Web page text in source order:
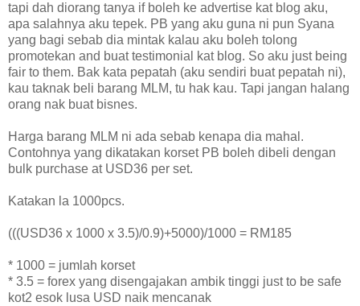
tapi dah diorang tanya if boleh ke advertise kat blog aku,
apa salahnya aku tepek. PB yang aku guna ni pun Syana
yang bagi sebab dia mintak kalau aku boleh tolong
promotekan and buat testimonial kat blog. So aku just being
fair to them. Bak kata pepatah (aku sendiri buat pepatah ni),
kau taknak beli barang MLM, tu hak kau. Tapi jangan halang
orang nak buat bisnes.
Harga barang MLM ni ada sebab kenapa dia mahal.
Contohnya yang dikatakan korset PB boleh dibeli dengan
bulk purchase at USD36 per set.
Katakan la 1000pcs.
(((USD36 x 1000 x 3.5)/0.9)+5000)/1000 = RM185
* 1000 = jumlah korset
* 3.5 = forex yang disengajakan ambik tinggi just to be safe
kot2 esok lusa USD naik mencanak